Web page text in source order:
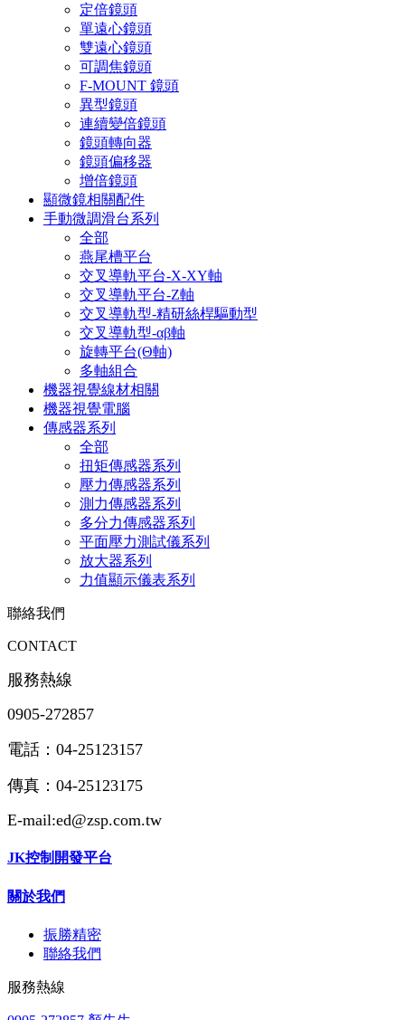
定倍鏡頭
單遠心鏡頭
雙遠心鏡頭
可調焦鏡頭
F-MOUNT 鏡頭
異型鏡頭
連續變倍鏡頭
鏡頭轉向器
鏡頭偏移器
增倍鏡頭
顯微鏡相關配件
手動微調滑台系列
全部
燕尾槽平台
交叉導軌平台-X-XY軸
交叉導軌平台-Z軸
交叉導軌型-精研絲桿驅動型
交叉導軌型-αβ軸
旋轉平台(Θ軸)
多軸組合
機器視覺線材相關
機器視覺電腦
傳感器系列
全部
扭矩傳感器系列
壓力傳感器系列
測力傳感器系列
多分力傳感器系列
平面壓力測試儀系列
放大器系列
力值顯示儀表系列
聯絡我們
CONTACT
服務熱線
0905-272857
電話：04-25123157
傳真：04-25123175
E-mail:ed@zsp.com.tw
JK控制開發平台
關於我們
振勝精密
聯絡我們
服務熱線